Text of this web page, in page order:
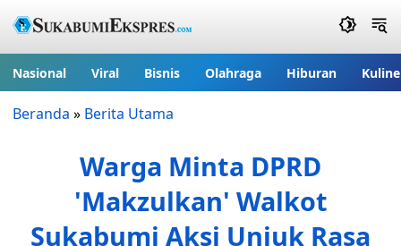
Nasional Viral Bisnis Olahraga Hiburan
Beranda » Berita Utama
Warga Minta DPRD
'Makzulkan' Walkot
Sukabumi Aksi Unjuk Rasa